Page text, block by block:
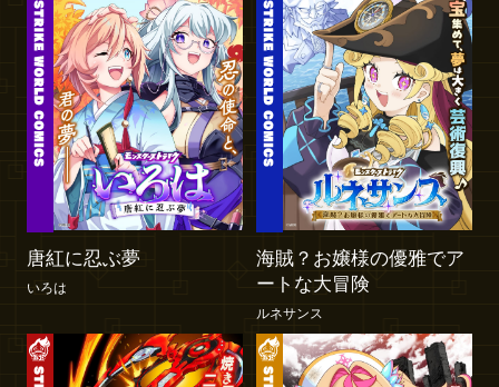
唐紅に忍ぶ夢
いろは
海賊？お嬢様の優雅でア
ートな大冒険
ルネサンス